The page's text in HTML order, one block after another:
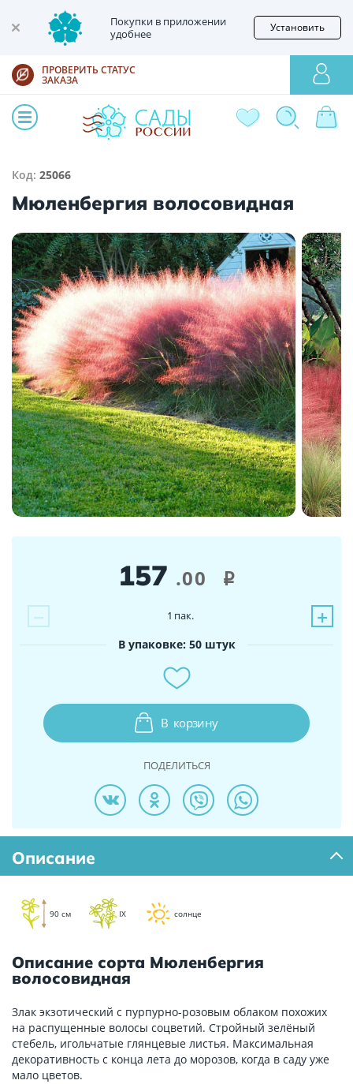
Покупки в приложении
удобнее
Установить
ПРОВЕРИТЬ СТАТУС
ЗАКАЗА
Код: 25066
Мюленбергия волосовидная
157 .00 i
− +
1 пак.
В упаковке: 50 штук
В корзину
ПОДЕЛИТЬСЯ
Описание
90 см IX солнце
Описание сорта Мюленбергия
волосовидная
Злак экзотический с пурпурно-розовым облаком похожих
на распущенные волосы соцветий. Стройный зелёный
стебель, игольчатые глянцевые листья. Максимальная
декоративность с конца лета до морозов, когда в саду уже
мало цветов.